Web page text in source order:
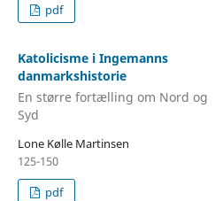
pdf
Katolicisme i Ingemanns
danmarkshistorie
En større fortælling om Nord og
Syd
Lone Kølle Martinsen
125-150
pdf